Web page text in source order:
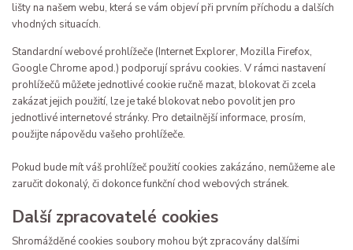
lišty na našem webu, která se vám objeví při prvním příchodu a dalších
vhodných situacích.
Standardní webové prohlížeče (Internet Explorer, Mozilla Firefox,
Google Chrome apod.) podporují správu cookies. V rámci nastavení
prohlížečů můžete jednotlivé cookie ručně mazat, blokovat či zcela
zakázat jejich použití, lze je také blokovat nebo povolit jen pro
jednotlivé internetové stránky. Pro detailnější informace, prosím,
použijte nápovědu vašeho prohlížeče.
Pokud bude mít váš prohlížeč použití cookies zakázáno, nemůžeme ale
zaručit dokonalý, či dokonce funkční chod webových stránek.
Další zpracovatelé cookies
Shromážděné cookies soubory mohou být zpracovány dalšími